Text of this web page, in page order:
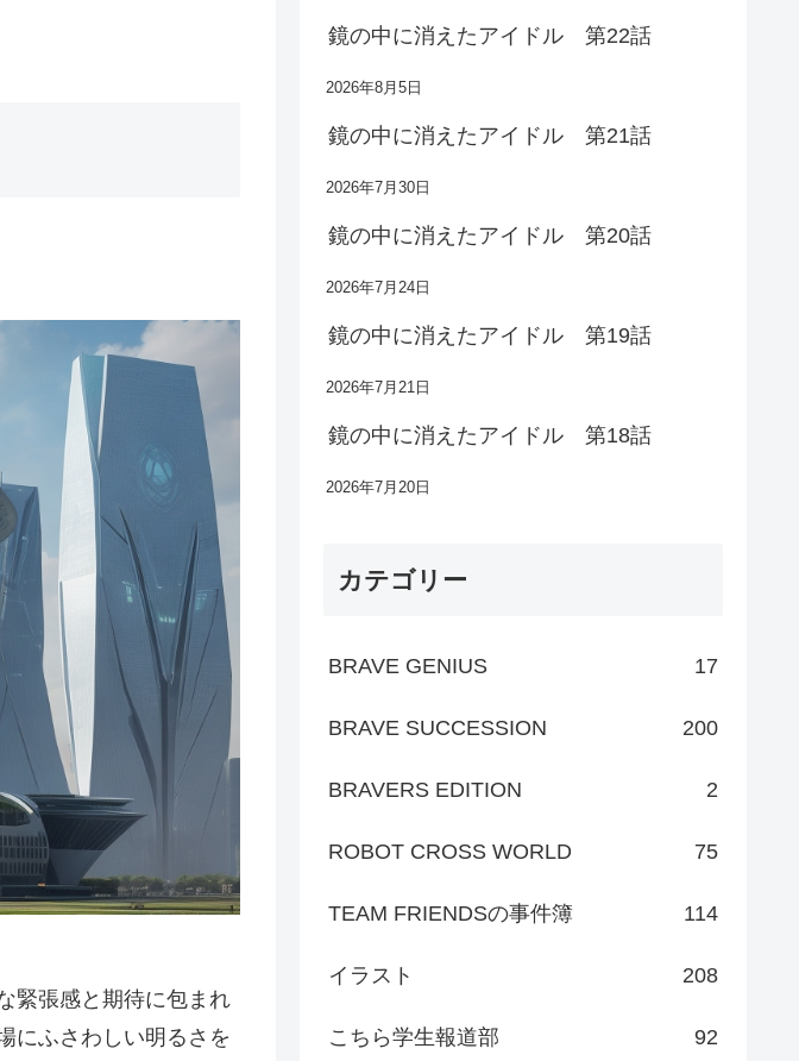
緊張感と期待に包まれ
にふさわしい明るさを
鏡の中に消えたアイドル 第22話
2026年8月5日
鏡の中に消えたアイドル 第21話
2026年7月30日
鏡の中に消えたアイドル 第20話
2026年7月24日
鏡の中に消えたアイドル 第19話
2026年7月21日
鏡の中に消えたアイドル 第18話
2026年7月20日
カテゴリー
BRAVE GENIUS 17
BRAVE SUCCESSION 200
BRAVERS EDITION 2
ROBOT CROSS WORLD 75
TEAM FRIENDSの事件簿 114
イラスト 208
こちら学生報道部 92